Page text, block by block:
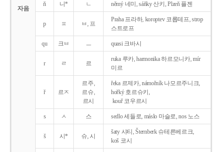
자음
ň 니* ㄴ němý 네미, sáňky 산키, Plzeň 플젠
p ㅍ ㅂ, 프
Praha 프라하, koroptev 코롭테프, strop
스트로프
qu 크ㅂ ㅡ quasi 크바시
r ㄹ 르
ruka 루카, harmonika 하르모니카, mír
미르
ř 르ㅈ
르주,
르슈,
르시
řeka 르제카, námořník 나모르주니크,
hořký 호르슈키,
kouř 코우르시
s ㅅ 스 sedlo 세들로, máslo 마슬로, nos 노스
š 시* 슈, 시
šaty 샤티, Šternberk 슈테른베르크,
koš 코시